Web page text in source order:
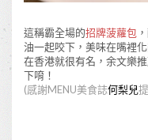
這稱霸全場的招牌菠蘿包
油一起咬下，美味在嘴裡化
在香港就很有名，余文樂
下唷！
(感謝MENU美食誌何梨兒